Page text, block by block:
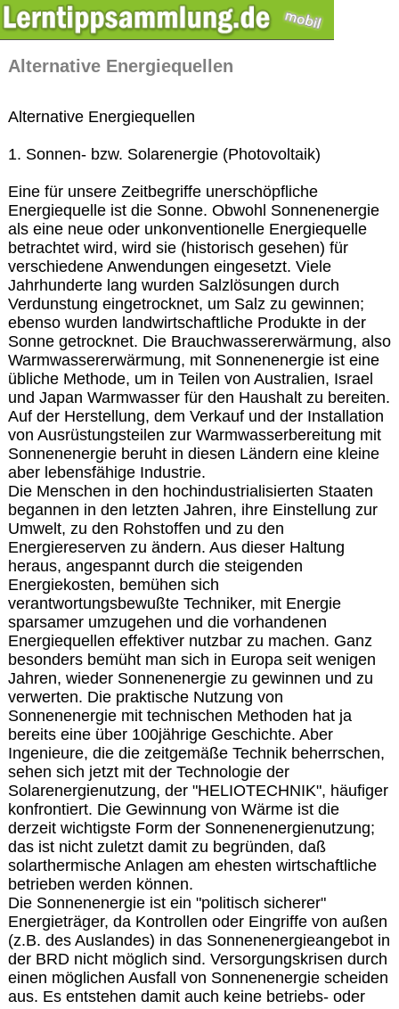
Alternative Energiequellen
Alternative Energiequellen
1. Sonnen- bzw. Solarenergie (Photovoltaik)
Eine für unsere Zeitbegriffe unerschöpfliche
Energiequelle ist die Sonne. Obwohl Sonnenenergie
als eine neue oder unkonventionelle Energiequelle
betrachtet wird, wird sie (historisch gesehen) für
verschiedene Anwendungen eingesetzt. Viele
Jahrhunderte lang wurden Salzlösungen durch
Verdunstung eingetrocknet, um Salz zu gewinnen;
ebenso wurden landwirtschaftliche Produkte in der
Sonne getrocknet. Die Brauchwassererwärmung, also
Warmwassererwärmung, mit Sonnenenergie ist eine
übliche Methode, um in Teilen von Australien, Israel
und Japan Warmwasser für den Haushalt zu bereiten.
Auf der Herstellung, dem Verkauf und der Installation
von Ausrüstungsteilen zur Warmwasserbereitung mit
Sonnenenergie beruht in diesen Ländern eine kleine
aber lebensfähige Industrie.
Die Menschen in den hochindustrialisierten Staaten
begannen in den letzten Jahren, ihre Einstellung zur
Umwelt, zu den Rohstoffen und zu den
Energiereserven zu ändern. Aus dieser Haltung
heraus, angespannt durch die steigenden
Energiekosten, bemühen sich
verantwortungsbewußte Techniker, mit Energie
sparsamer umzugehen und die vorhandenen
Energiequellen effektiver nutzbar zu machen. Ganz
besonders bemüht man sich in Europa seit wenigen
Jahren, wieder Sonnenenergie zu gewinnen und zu
verwerten. Die praktische Nutzung von
Sonnenenergie mit technischen Methoden hat ja
bereits eine über 100jährige Geschichte. Aber
Ingenieure, die die zeitgemäße Technik beherrschen,
sehen sich jetzt mit der Technologie der
Solarenergienutzung, der "HELIOTECHNIK", häufiger
konfrontiert. Die Gewinnung von Wärme ist die
derzeit wichtigste Form der Sonnenenergienutzung;
das ist nicht zuletzt damit zu begründen, daß
solarthermische Anlagen am ehesten wirtschaftliche
betrieben werden können.
Die Sonnenenergie ist ein "politisch sicherer"
Energieträger, da Kontrollen oder Eingriffe von außen
(z.B. des Auslandes) in das Sonnenenergieangebot in
der BRD nicht möglich sind. Versorgungskrisen durch
einen möglichen Ausfall von Sonnenenergie scheiden
aus. Es entstehen damit auch keine betriebs- oder